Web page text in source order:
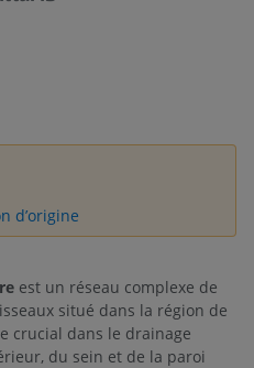
d’origine
est un réseau complexe de
situé dans la région de
crucial dans le drainage
du sein et de la paroi